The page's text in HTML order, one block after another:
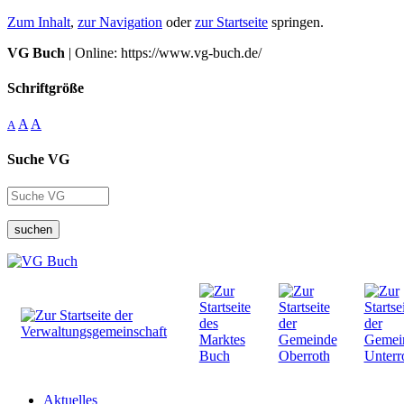
Zum Inhalt, zur Navigation oderzur Startseite springen.
VG Buch | Online: https://www.vg-buch.de/
Schriftgröße
A A A
Suche VG
suchen
Aktuelles